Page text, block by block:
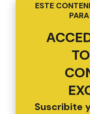
ESTE
Suscribite